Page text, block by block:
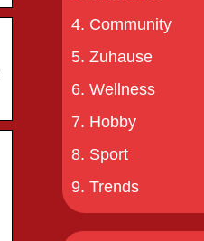
Community
Zuhause
Wellness
Hobby
Sport
Trends